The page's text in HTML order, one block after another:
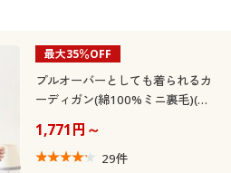
最大35％OFF
プルオーバーとしても着られるカ
ーディガン(綿100%ミニ裏毛)(ル
1,771円～
29件